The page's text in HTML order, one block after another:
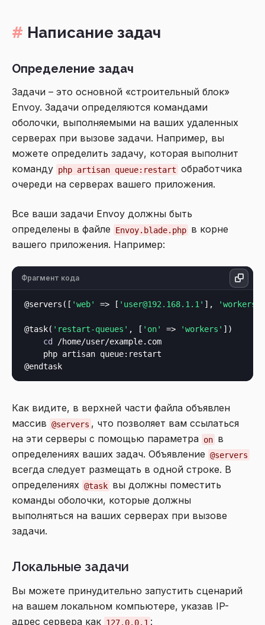
Написание задач
Определение задач
Задачи – это основной «строительный блок»
Envoy. Задачи определяются командами
оболочки, выполняемыми на ваших удаленных
серверах при вызове задачи. Например, вы
можете определить задачу, которая выполнит
команду php artisan queue:restart обработчика
очереди на серверах вашего приложения.
Все ваши задачи Envoy должны быть
определены в файле
Envoy.blade.php в корне
вашего приложения. Например:
Фрагмент кода
@servers([ 'web' => [ 'user@192.168.1.1' ], 'workers'
@task( 'restart-queues' , [ 'on' => 'workers' ])
cd
/home/user/example.com
    php artisan queue:restart
Как видите, в верхней части файла объявлен
массив @servers , что позволяет вам ссылаться
на эти серверы с помощью параметра on в
определениях ваших задач. Объявление @servers
всегда следует размещать в одной строке. В
определениях @task вы должны поместить
команды оболочки, которые должны
выполняться на ваших серверах при вызове
задачи.
Локальные задачи
Вы можете принудительно запустить сценарий
на вашем локальном компьютере, указав IP-
адрес сервера как 127.0.0.1 :